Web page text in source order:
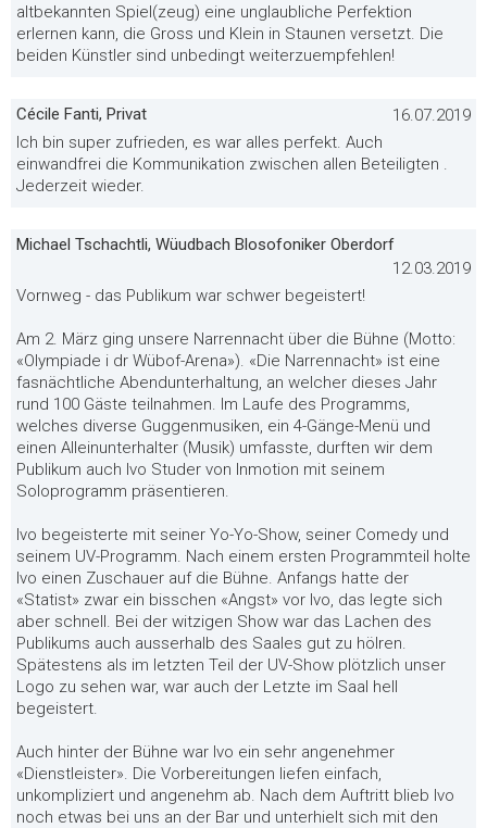
altbekannten Spiel(zeug) eine unglaubliche Perfektion
erlernen kann, die Gross und Klein in Staunen versetzt. Die
beiden Künstler sind unbedingt weiterzuempfehlen!
Cécile Fanti, Privat
16.07.2019
Ich bin super zufrieden, es war alles perfekt. Auch
einwandfrei die Kommunikation zwischen allen Beteiligten .
Jederzeit wieder.
Michael Tschachtli, Wüudbach Blosofoniker Oberdorf
12.03.2019
Vornweg - das Publikum war schwer begeistert!
Am 2. März ging unsere Narrennacht über die Bühne (Motto:
«Olympiade i dr Wübof-Arena»). «Die Narrennacht» ist eine
fasnächtliche Abendunterhaltung, an welcher dieses Jahr
rund 100 Gäste teilnahmen. Im Laufe des Programms,
welches diverse Guggenmusiken, ein 4-Gänge-Menü und
einen Alleinunterhalter (Musik) umfasste, durften wir dem
Publikum auch Ivo Studer von Inmotion mit seinem
Soloprogramm präsentieren.
Ivo begeisterte mit seiner Yo-Yo-Show, seiner Comedy und
seinem UV-Programm. Nach einem ersten Programmteil holte
Ivo einen Zuschauer auf die Bühne. Anfangs hatte der
«Statist» zwar ein bisschen «Angst» vor Ivo, das legte sich
aber schnell. Bei der witzigen Show war das Lachen des
Publikums auch ausserhalb des Saales gut zu hölren.
Spätestens als im letzten Teil der UV-Show plötzlich unser
Logo zu sehen war, war auch der Letzte im Saal hell
begeistert.
Auch hinter der Bühne war Ivo ein sehr angenehmer
«Dienstleister». Die Vorbereitungen liefen einfach,
unkompliziert und angenehm ab. Nach dem Auftritt blieb Ivo
noch etwas bei uns an der Bar und unterhielt sich mit den